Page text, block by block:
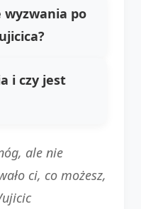
wyzwania po
i czy jest
ale nie
ci, co możesz,